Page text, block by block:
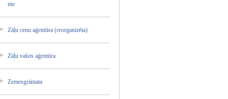
nte
Zāļu cenu aģentūr­a (reorga­nizēta)­
Zāļu valsts aģentūr­a
Zemesgr­āmata